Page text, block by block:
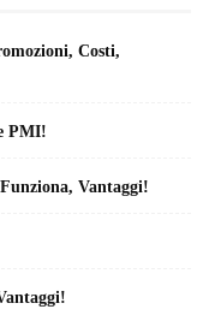
Costi,
PMI!
Vantaggi!